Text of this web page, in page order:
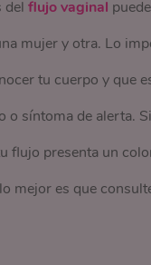
delflujo vaginal
mujer y otra. Lo
tu cuerpo y que
o síntoma de alerta.
flujo presenta un
mejor es que